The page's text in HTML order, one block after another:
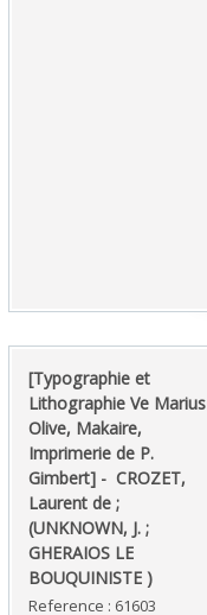
‎[Typographie et
Lithographie Ve Marius
Olive, Makaire,
Imprimerie de P.
Gimbert] - ‎ ‎CROZET,
Laurent de ;
(UNKNOWN, J. ;
GHERAIOS LE
BOUQUINISTE )‎
Reference : 61603